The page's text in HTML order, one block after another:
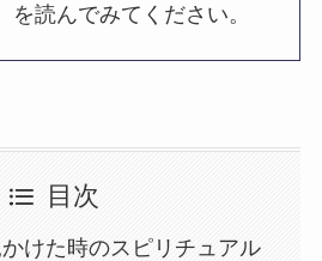
を読んでみてください。
目次
けた時のスピリチュアル